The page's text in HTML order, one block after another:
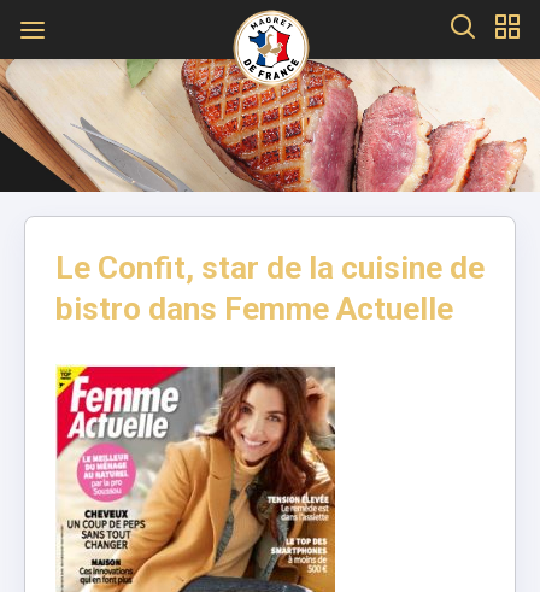
Le Confit, star de la cuisine de
bistro dans Femme Actuelle